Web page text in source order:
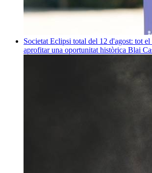
Societat Eclipsi total del 12 d'agost: tot el
aprofitar una oportunitat històrica Blai